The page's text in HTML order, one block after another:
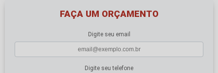
FAÇA UM ORÇAMENTO
Digite seu email
Digite seu telefone